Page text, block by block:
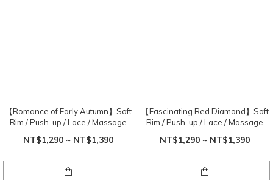
【Romance of Early Autumn】Soft
Rim / Push-up / Lace / Massage
beads (beige)
NT$1,290 ~ NT$1,390
【Fascinating Red Diamond】Soft
Rim / Push-up / Lace / Massage
beads (red and gold)
NT$1,290 ~ NT$1,390